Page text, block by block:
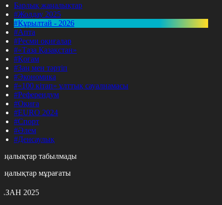
Барлық жаңалықтар
#Жолдау 2025
#Құрылтай - 2026
#Апта
#Ресми оқиғалар
#«Таза Қазақстан»
#Қоғам
#Заң мен тәртіп
#Экономика
#«100 кітап» ұлттық сауалнамасы
#Референдум
#Оқиға
#EURO 2024
#Спорт
#Әлем
#Денсаулық
табылмады
мұрағаты
2025